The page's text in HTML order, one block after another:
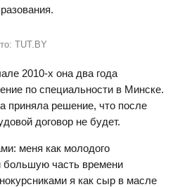
TUT.BY
2010-х она два года
по специальности в Минске.
приняла решение, что после
договор не будет.
меня как молодого
большую часть времени
я как сыр в масле